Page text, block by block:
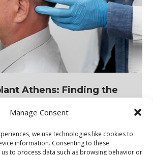
Manage Consent
we use technologies like cookies to
information. Consenting to these
to process data such as browsing behavior or
Athens: Finding the
thinning hair is a significant